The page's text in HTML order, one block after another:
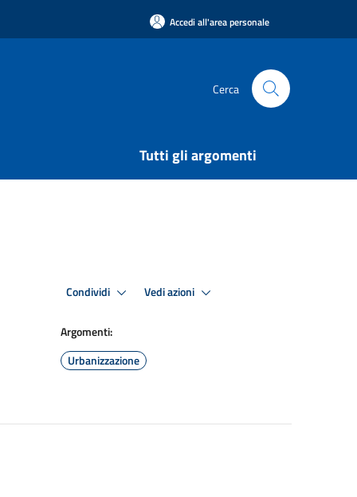
Accedi all'area personale
Cerca
Tutti gli argomenti
Condividi Vedi azioni
Argomenti:
Urbanizzazione